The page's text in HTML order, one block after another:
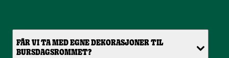
FÅR VI TA MED EGNE DEKORASJONER TIL
BURSDAGSROMMET?